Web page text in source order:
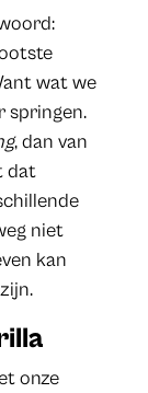
wat we
springen.
, dan van
dat
niet
kan
onze